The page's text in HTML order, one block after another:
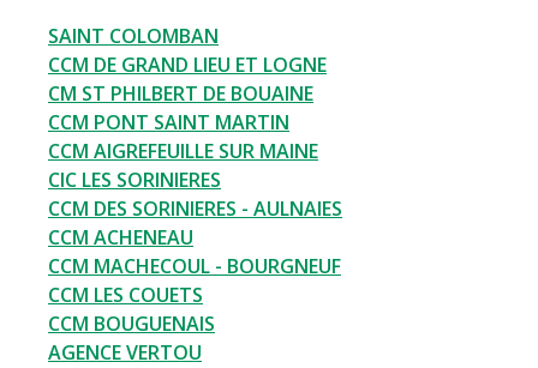
SAINT COLOMBAN
CCM DE GRAND LIEU ET LOGNE
CM ST PHILBERT DE BOUAINE
CCM PONT SAINT MARTIN
CCM AIGREFEUILLE SUR MAINE
CIC LES SORINIERES
CCM DES SORINIERES - AULNAIES
CCM ACHENEAU
CCM MACHECOUL - BOURGNEUF
CCM LES COUETS
CCM BOUGUENAIS
AGENCE VERTOU